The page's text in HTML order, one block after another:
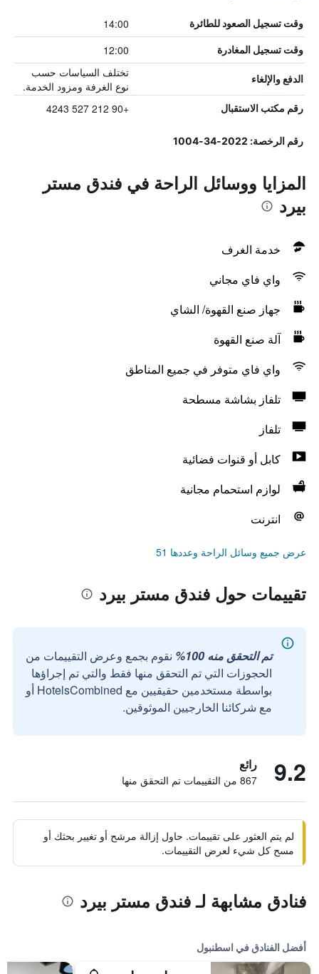
وقت تسجيل الصعود للطائرة 14:00
وقت تسجيل المغادرة 12:00
الدفع والإلغاء
تختلف السياسات حسب
نوع الغرفة ومزود الخدمة.
رقم مكتب الاستقبال +90 212 527 4243
رقم الرخصة: 2022-34-1004
المزايا ووسائل الراحة في فندق مستر
بيرد
خدمة الغرف
واي فاي مجاني
جهاز صنع القهوة/ الشاي
آلة صنع القهوة
واي فاي متوفر في جميع المناطق
تلفاز بشاشة مسطحة
تلفاز
كابل أو قنوات فضائية
لوازم استحمام مجانية
انترنت
عرض جميع وسائل الراحة وعددها 51
تقييمات حول فندق مستر بيرد
تم التحقق منه 100%
نقوم بجمع وعرض التقييمات من
الحجوزات التي تم التحقق منها فقط والتي تم إجراؤها
بواسطة مستخدمين حقيقيين مع HotelsCombined أو
مع شركائنا الخارجيين الموثوقين.
9.2 رائع
867 من التقييمات تم التحقق منها
لم يتم العثور على تقييمات. حاول إزالة مرشح أو تغيير بحثك أو
مسح كل شيء لعرض التقييمات.
فنادق مشابهة لـ فندق مستر بيرد
أفضل الفنادق في اسطنبول